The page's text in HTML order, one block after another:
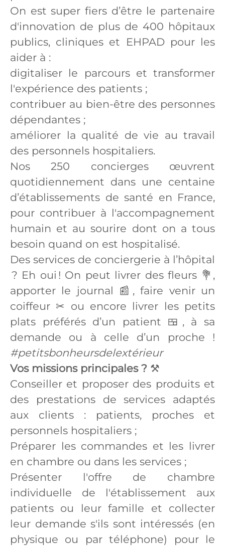
On est super fiers d’être le partenaire
d'innovation de plus de 400 hôpitaux
publics, cliniques et EHPAD pour les
aider à :
digitaliser le parcours et transformer
l'expérience des patients ;
contribuer au bien-être des personnes
dépendantes ;
améliorer la qualité de vie au travail
des personnels hospitaliers.
Nos 250 concierges œuvrent
quotidiennement dans une centaine
d’établissements de santé en France,
pour contribuer à l'accompagnement
humain et au sourire dont on a tous
besoin quand on est hospitalisé.
Des services de conciergerie à l’hôpital
? Eh oui ! On peut livrer des fleurs 💐,
apporter le journal 📰, faire venir un
coiffeur ✂ ou encore livrer les petits
plats préférés d’un patient 🍱, à sa
demande ou à celle d’un proche !
#petitsbonheursdelextérieur
Vos missions principales ? ⚒
Conseiller et proposer des produits et
des prestations de services adaptés
aux clients : patients, proches et
personnels hospitaliers ;
Préparer les commandes et les livrer
en chambre ou dans les services ;
Présenter l'offre de chambre
individuelle de l'établissement aux
patients ou leur famille et collecter
leur demande s'ils sont intéressés (en
physique ou par téléphone) pour le